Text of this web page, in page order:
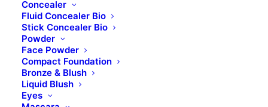
Concealer
Fluid Concealer Bio
Stick Concealer Bio
Powder
Face Powder
Compact Foundation
Bronze & Blush
Liquid Blush
Eyes
45410.
02
Ingredients: PENTAERYTHRITYL
TETRAISOSTEARATE, HEPTYL UNDECYLENATE,
POLYETHYLENE, TRIMETHYLOLPROPANE
TRIISOSTEARATE, CERA ALBA, POLYGLYCERYL-2